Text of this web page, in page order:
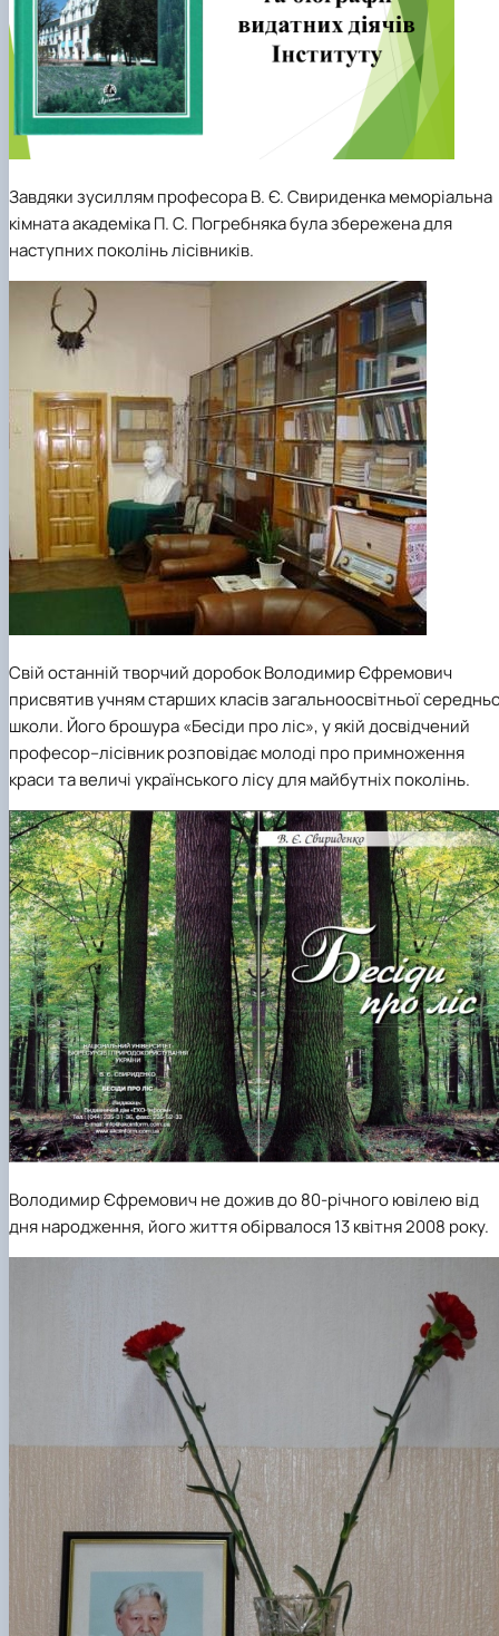
Завдяки зусиллям професора В. Є. Свириденка меморіальна
кімната академіка П. С. Погребняка була збережена для
наступних поколінь лісівників.
Свій останній творчий доробок Володимир Єфремович
присвятив учням старших класів загальноосвітньої
школи. Його брошура «Бесіди про ліс», у якій досвідчений
професор–лісівник розповідає молоді про примноження
краси та величі українського лісу для майбутніх поколінь.
Володимир Єфремович не дожив до 80-річного ювілею від
дня народження, його життя обірвалося 13 квітня 2008 року.